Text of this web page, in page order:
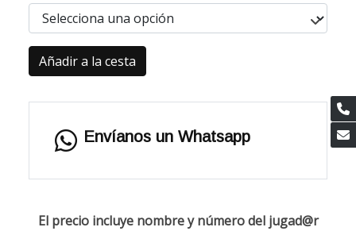
Añadir a la cesta
Envíanos un Whatsapp
El precio incluye nombre y número del jugad@r